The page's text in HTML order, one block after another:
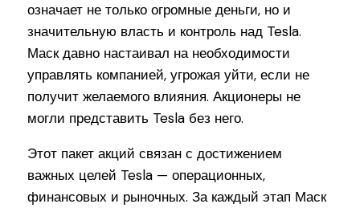
означает не только огромные деньги, но и
значительную власть и контроль над Tesla.
Маск давно настаивал на необходимости
управлять компанией, угрожая уйти, если не
получит желаемого влияния. Акционеры не
могли представить Tesla без него.
Этот пакет акций связан с достижением
важных целей Tesla — операционных,
финансовых и рыночных. За каждый этап Маск